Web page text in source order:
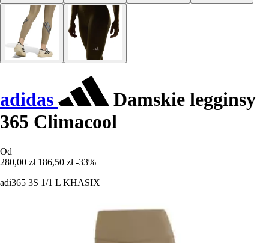
adidas
Damskie legginsy
365 Climacool
Od
280,00 zł 186,50 zł -33%
adi365 3S 1/1 L KHASIX